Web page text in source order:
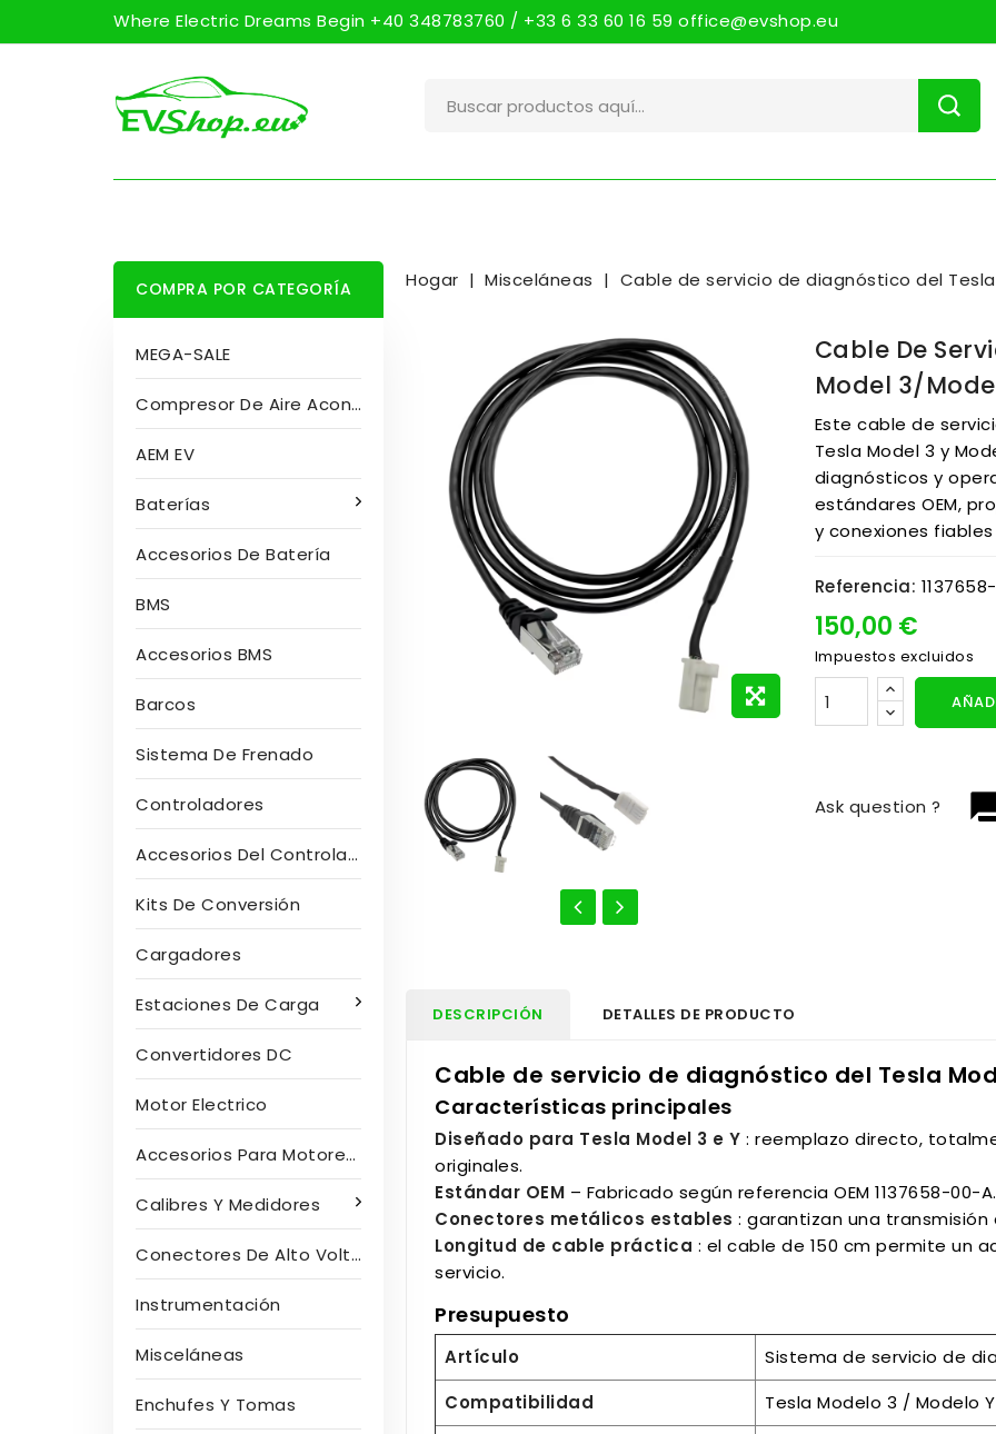
Where Electric Dreams Begin +40 348783760 / +33 6 33 60 16 59 office@evshop.eu
COMPRA POR CATEGORÍA
MEGA-SALE
Compresor De Aire Acondicionado
AEM EV
Baterías
Accesorios De Batería
BMS
Accesorios BMS
Barcos
Sistema De Frenado
Controladores
Accesorios Del Controlador
Kits De Conversión
Cargadores
Estaciones De Carga
Convertidores DC
Motor Electrico
Accesorios Para Motores Eléctricos
Calibres Y Medidores
Conectores De Alto Voltaje
Instrumentación
Misceláneas
Enchufes Y Tomas
Hogar Misceláneas Cable de servicio de diagnóstico del
Cable De
Model 3/
Este cable de
Tesla Model 3 y
diagnósticos y
estándares OEM,
y conexiones
Referencia:
150,00 €
Impuestos excluidos
Ask question ?
DESCRIPCIÓN DETALLES DE PRODUCTO
Cable de servicio de diagnóstico del Tesla
Características principales
Diseñado para Tesla Model 3 e Y : reemplazo directo,
originales.
Estándar OEM – Fabricado según referencia OEM 1137658-00-A.
Conectores metálicos estables : garantizan una
Longitud de cable práctica : el cable de 150 cm permite un
servicio.
Presupuesto
Artículo
Sistema de servicio de
Compatibilidad
Tesla Modelo 3 / Modelo Y